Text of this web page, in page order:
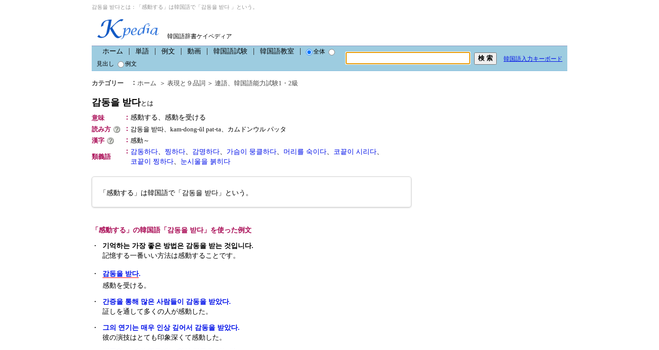
감동을 받다とは：「感動する」は韓国語で「감동을 받다 」という。
韓国語辞書ケイペディア
ホーム 単語 例文 動画 韓国語試験 韓国語教室
全体
見出し
例文
韓国語入力キーボード
カテゴリー ： ホーム ＞ 表現と９品詞 ＞ 連語、 韓国語能力試験1・2級
감동을 받다とは
意味
： 感動する、感動を受ける
読み方
： 감동을 받따、kam-dong-ŭl pat-ta、カムドンウル パッタ
漢字
： 感動～
類義語
： 감동하다、 찡하다、 감명하다、 가슴이 뭉클하다、 머리를 숙이다、 코끝이 시리다、
코끝이 찡하다、 눈시울을 붉히다
「感動する」は韓国語で「감동을 받다」という。
「感動する」の韓国語「감동을 받다」を使った例文
・
기억하는 가장 좋은 방법은 감동을 받는 것입니다.
記憶する一番いい方法は感動することです。
・ 감동을 받다.
感動を受ける。
・
간증을 통해 많은 사람들이 감동을 받았다.
証しを通して多くの人が感動した。
・
그의 연기는 매우 인상 깊어서 감동을 받았다.
彼の演技はとても印象深くて感動した。